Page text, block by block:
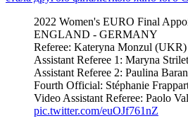
2022 Women's EURO Final
ENGLAND - GERMANY
Referee: Kateryna Monzul (UKR)
Assistant Referee 1: Maryna
Assistant Referee 2: Paulina
Fourth Official: Stéphanie
Video Assistant Referee: Paolo
pic.twitter.com/euOJf761nZ